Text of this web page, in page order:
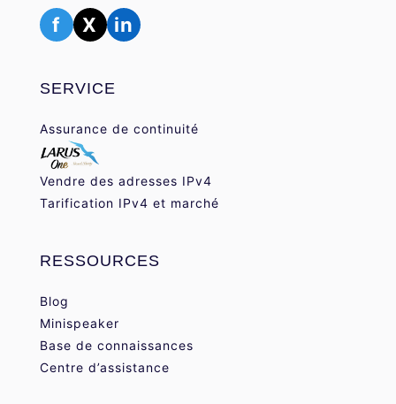
f X in
SERVICE
Assurance de continuité
Vendre des adresses IPv4
Tarification IPv4 et marché
RESSOURCES
Blog
Minispeaker
Base de connaissances
Centre d’assistance